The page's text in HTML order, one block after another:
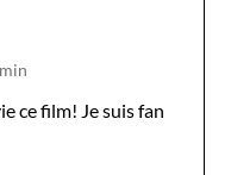
ce film! Je suis fan